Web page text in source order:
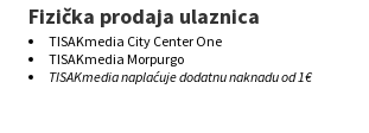
Fizička prodaja ulaznica
TISAKmedia City Center One
TISAKmedia Morpurgo
TISAKmedia naplaćuje dodatnu naknadu od 1€